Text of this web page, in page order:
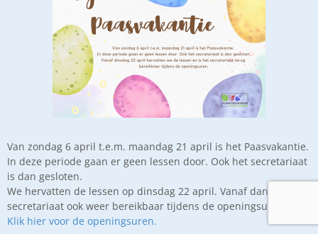
Van zondag 6 april t.e.m. maandag 21 april is het Paasvakantie.
In deze periode gaan er geen lessen door. Ook het secretariaat
is dan gesloten.
We hervatten de lessen op dinsdag 22 april. Vanaf dan is het
secretariaat ook weer bereikbaar tijdens de openingsuren.
Klik hier voor de openingsuren.